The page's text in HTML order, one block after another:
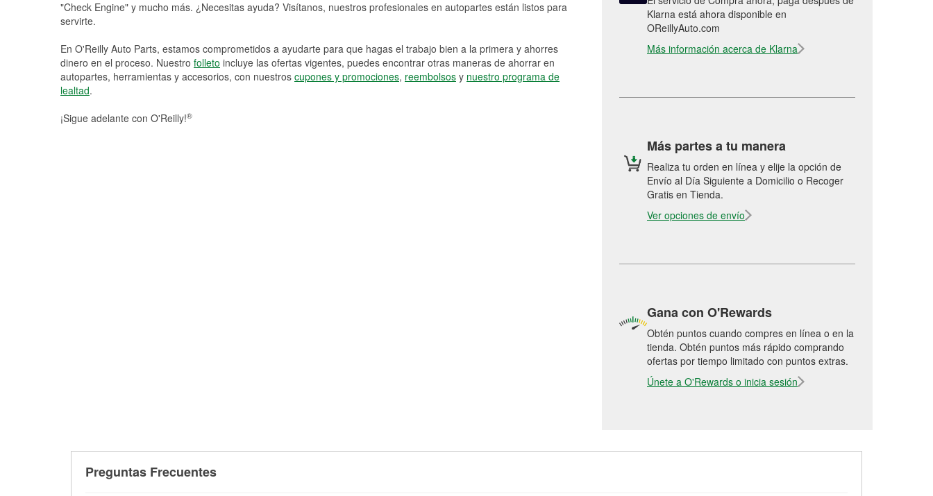
"Check Engine" y mucho más. ¿Necesitas ayuda? Visítanos, nuestros profesionales en autopartes están listos para
servirte.
En O'Reilly Auto Parts, estamos comprometidos a ayudarte para que hagas el trabajo bien a la primera y ahorres
dinero en el proceso. Nuestro folleto incluye las ofertas vigentes, puedes encontrar otras maneras de ahorrar en
autopartes, herramientas y accesorios, con nuestros cupones y promociones, reembolsos y nuestro programa de
lealtad.
¡Sigue adelante con O'Reilly!®
Klarna está ahora disponible en
OReillyAuto.com
Más información acerca de Klarna
Más partes a tu manera
Realiza tu orden en línea y elije la opción de
Envío al Día Siguiente a Domicilio o Recoger
Gratis en Tienda.
Ver opciones de envío
Gana con O'Rewards
Obtén puntos cuando compres en línea o en la
tienda. Obtén puntos más rápido comprando
ofertas por tiempo limitado con puntos extras.
Únete a O'Rewards o inicia sesión
Preguntas Frecuentes